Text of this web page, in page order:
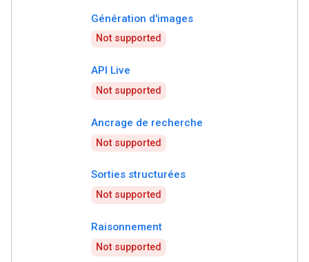
Génération d'images
Not supported
API Live
Not supported
Ancrage de recherche
Not supported
Sorties structurées
Not supported
Raisonnement
Not supported